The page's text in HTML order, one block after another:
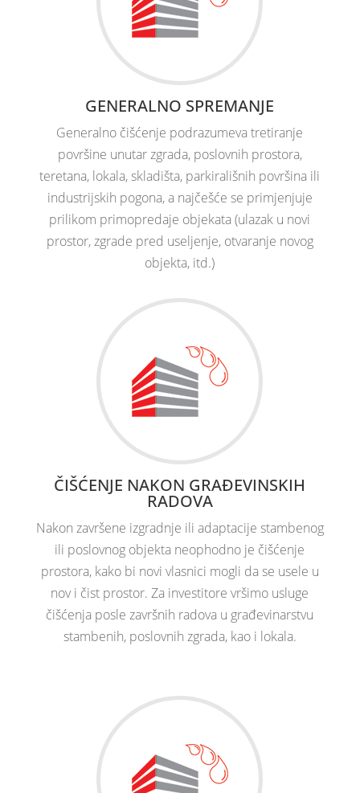
GENERALNO SPREMANJE
Generalno čišćenje podrazumeva tretiranje
površine unutar zgrada, poslovnih prostora,
teretana, lokala, skladišta, parkirališnih površina ili
industrijskih pogona, a najčešće se primjenjuje
prilikom primopredaje objekata (ulazak u novi
prostor, zgrade pred useljenje, otvaranje novog
objekta, itd.)
ČIŠĆENJE NAKON GRAĐEVINSKIH
RADOVA
Nakon završene izgradnje ili adaptacije stambenog
ili poslovnog objekta neophodno je čišćenje
prostora, kako bi novi vlasnici mogli da se usele u
nov i čist prostor. Za investitore vršimo usluge
čišćenja posle završnih radova u građevinarstvu
stambenih, poslovnih zgrada, kao i lokala.